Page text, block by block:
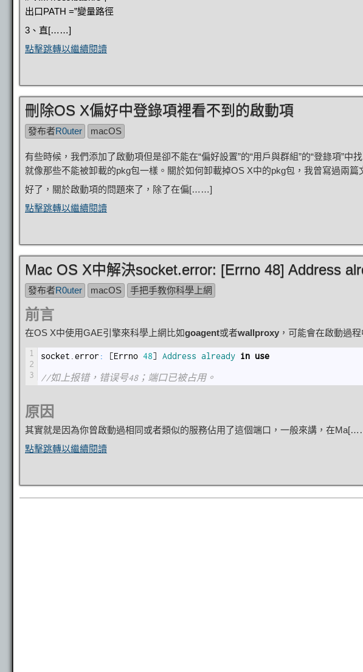
出口PATH =”變量路徑
3、直[……]
點擊跳轉以繼續閱讀
刪除OS X偏好中登錄項裡看不到的啟動項
發布者R0uter macOS
有些時候，我們添加了啟動項但是卻不能在“偏好設置”的“用戶與群組”的“登錄項”
就像那些不能被卸載的pkg包一樣。關於如何卸載掉OS X中的pkg包，我曾寫過兩篇
好了，關於啟動項的問題來了，除了在偏[……]
點擊跳轉以繼續閱讀
Mac OS X中解決socket.error: [Errno 48] Address
發布者R0uter macOS 手把手教你科學上網
前言
在OS X中使用GAE引擎來科學上網比如goagent或者wallproxy ，可能會在啟動過
1
2
3
socket error: [Errno 48] Address already in use
//如上报错，错误号48；端口已被占用。
原因
其實就是因為你曾啟動過相同或者類似的服務佔用了這個端口，一般來講，在
點擊跳轉以繼續閱讀